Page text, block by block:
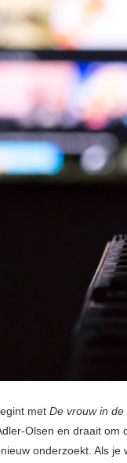
met De vrouw in de
Olsen en draait om
onderzoekt. Als